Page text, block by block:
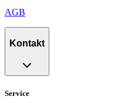
AGB
Kontakt
Service